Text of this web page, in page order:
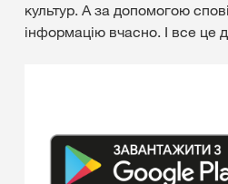
культур. А за допомогою
інформацію вчасно. І все це